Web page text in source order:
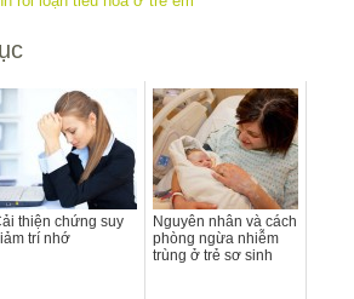
thiện chứng suy
trí nhớ
Nguyên nhân và cách
phòng ngừa nhiễm
trùng ở trẻ sơ sinh